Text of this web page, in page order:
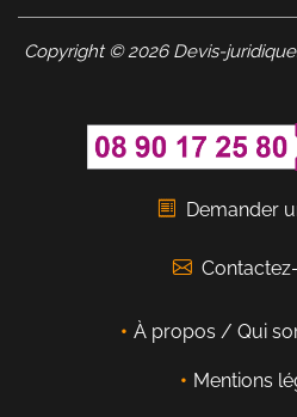
Copyright © 2026 Devis-
Demander
À propos / Qui
Mentions